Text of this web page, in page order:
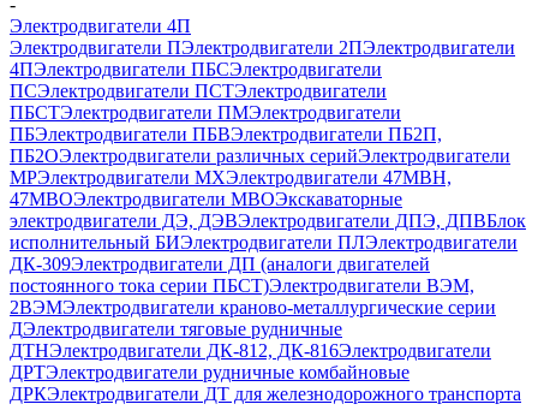
Электродвигатели 4П
Электродвигатели ПЭлектродвигатели 2ПЭлектродвигатели
4ПЭлектродвигатели ПБСЭлектродвигатели
ПСЭлектродвигатели ПСТЭлектродвигатели
ПБСТЭлектродвигатели ПМЭлектродвигатели
ПБЭлектродвигатели ПБВЭлектродвигатели ПБ2П,
ПБ2ОЭлектродвигатели различных серийЭлектродвигатели
МРЭлектродвигатели MXЭлектродвигатели 47MBH,
47МВОЭлектродвигатели MBOЭкскаваторные
электродвигатели ДЭ, ДЭВЭлектродвигатели ДПЭ, ДПВБлок
исполнительный БИЭлектродвигатели ПЛЭлектродвигатели
ДК-309Электродвигатели ДП (аналоги двигателей
постоянного тока серии ПБСТ)Электродвигатели ВЭМ,
2ВЭМЭлектродвигатели краново-металлургические серии
ДЭлектродвигатели тяговые рудничные
ДТНЭлектродвигатели ДК-812, ДК-816Электродвигатели
ДРТЭлектродвигатели рудничные комбайновые
ДРКЭлектродвигатели ДТ для железнодорожного транспорта